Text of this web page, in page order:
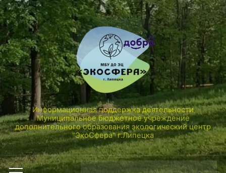
Информационная поддержка деятельности
Муниципальное бюджетное учреждение
дополнительного образования экологический центр
"ЭкоСфера" г.Липецка
Поиск